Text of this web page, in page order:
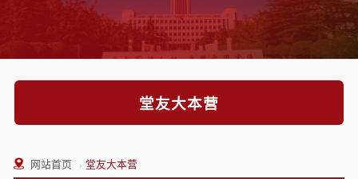
堂友大本营
网站首页 › 堂友大本营